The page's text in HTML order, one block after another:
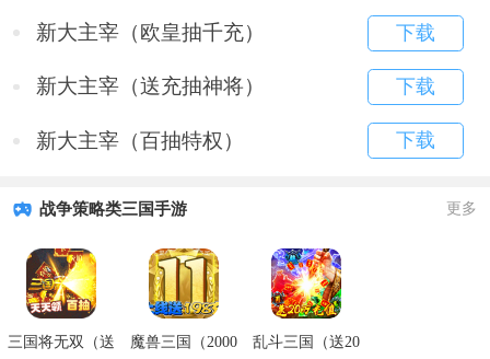
新大主宰（欧皇抽千充） 下载
新大主宰（送充抽神将） 下载
新大主宰（百抽特权） 下载
战争策略类三国手游 更多
三国将无双（送
魔兽三国（2000
乱斗三国（送20